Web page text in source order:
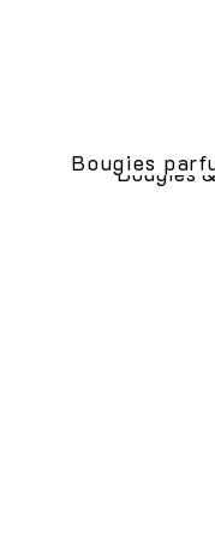
BougiesBougies